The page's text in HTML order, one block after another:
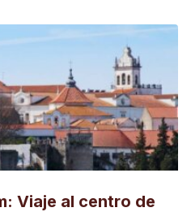
Viaje al centro de